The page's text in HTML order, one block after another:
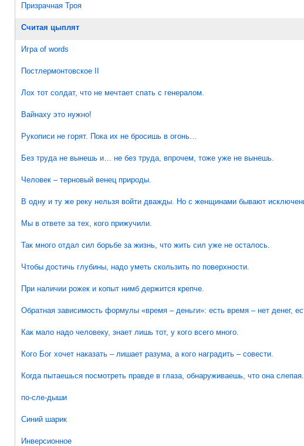
Призрачная Троя
Считая цыплят
Игра of words
Постлермонтовское II
Лох тот солдат, что не мечтает спать с генералом.
Вайнаху это нужно!
Рукописи не горят. Пока их не бросишь в огонь…
Без труда не вынешь и… не без труда, впрочем, тоже уже не вынешь.
Человек – терновый венец природы.
В одну и ту же реку нельзя войти дважды. Но с женщинами бывают
Мы в ответе за тех, кого прижучили.
Так много отдал сил борьбе за жизнь, что жить сил уже не осталось.
Чтобы достичь глубины, надо уметь скользить по поверхности.
При наличии рожек и копыт нимб держится крепче.
Обратная зависимость формулы «время – деньги»: есть время – нет денег,
Как мало надо человеку, знает лишь тот, у кого всего много.
Кого Бог хочет наказать – лишает разума, а кого наградить – совести.
Когда пытаешься посмотреть правде в глаза, обнаруживаешь, что она слепая.
по-сле-дыши
Синий шарик
Инверсионное